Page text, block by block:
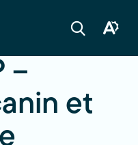
Ouvrir
Ouvrir
–
et